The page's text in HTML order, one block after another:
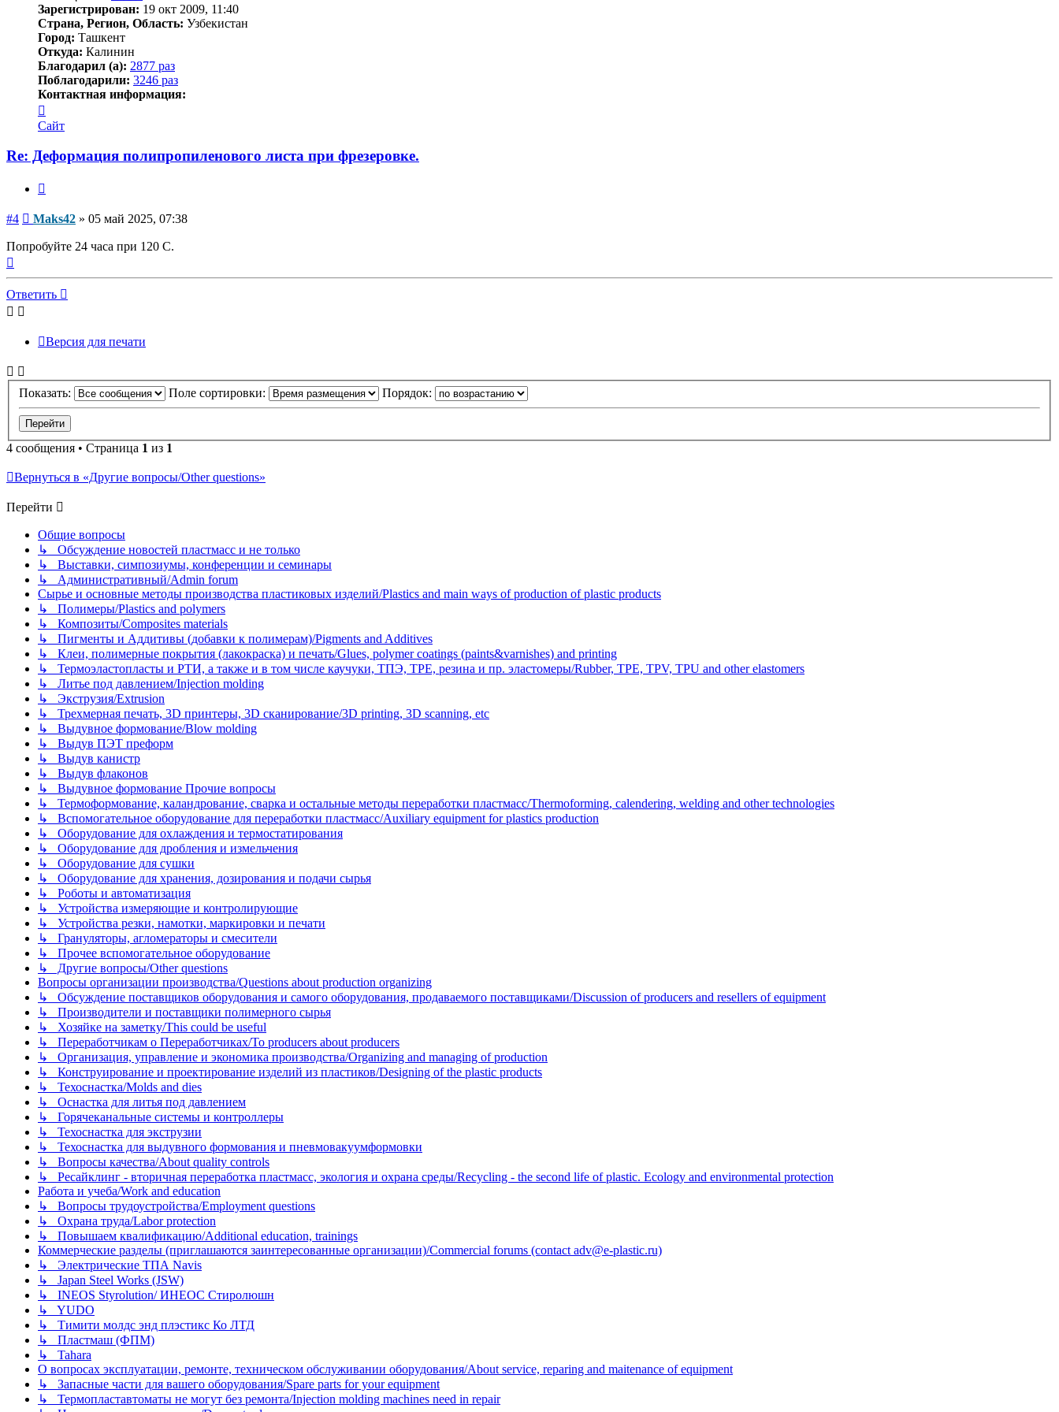
Зарегистрирован: 19 окт 2009, 11:40
Страна, Регион, Область: Узбекистан
Город: Ташкент
Откуда: Калинин
Благодарил (а): 2877 раз
Поблагодарили: 3246 раз
Контактная информация:
информация
пользователя
Maks42
Сайт
Re: Деформация полипропиленового листа при фрезеровке.
#4 Сообщение
Maks42 » 05 май 2025, 07:38
Попробуйте 24 часа при 120 С.
началу
Ответить
Версия для печати
Показать: Поле сортировки: Порядок:
4 сообщения • Страница 1 из 1
Вернуться в «Другие вопросы/Other questions»
Перейти
Общие вопросы
↳ Обсуждение новостей пластмасс и не только
↳ Выставки, симпозиумы, конференции и семинары
↳ Административный/Admin forum
Сырье и основные методы производства пластиковых изделий/Plastics and main ways of production of plastic products
↳ Полимеры/Plastics and polymers
↳ Композиты/Сomposites materials
↳ Пигменты и Аддитивы (добавки к полимерам)/Pigments and Additives
↳ Клеи, полимерные покрытия (лакокраска) и печать/Glues, polymer coatings (paints&varnishes) and printing
↳ Термоэластопласты и РТИ, а также и в том числе каучуки, ТПЭ, TPE, резина и пр. эластомеры/Rubber, TPE, TPV, TPU and other elastomers
↳ Литье под давлением/Injection molding
↳ Экструзия/Extrusion
↳ Трехмерная печать, 3D принтеры, 3D сканирование/3D printing, 3D scanning, etc
↳ Выдувное формование/Blow molding
↳ Выдув ПЭТ преформ
↳ Выдув канистр
↳ Выдув флаконов
↳ Выдувное формование Прочие вопросы
↳ Термоформование, каландрование, сварка и остальные методы переработки пластмасс/Thermoforming, calendering, welding and other technologies
↳ Вспомогательное оборудование для переработки пластмасс/Auxiliary equipment for plastics production
↳ Оборудование для охлаждения и термостатирования
↳ Оборудование для дробления и измельчения
↳ Оборудование для сушки
↳ Оборудование для хранения, дозирования и подачи сырья
↳ Роботы и автоматизация
↳ Устройства измеряющие и контролирующие
↳ Устройства резки, намотки, маркировки и печати
↳ Грануляторы, агломераторы и смесители
↳ Прочее вспомогательное оборудование
↳ Другие вопросы/Other questions
Вопросы организации производства/Questions about production organizing
↳ Обсуждение поставщиков оборудования и самого оборудования, продаваемого поставщиками/Discussion of producers and resellers of equipment
↳ Производители и поставщики полимерного сырья
↳ Хозяйке на заметку/This could be useful
↳ Переработчикам о Переработчиках/To producers about producers
↳ Организация, управление и экономика производства/Organizing and managing of production
↳ Конструирование и проектирование изделий из пластиков/Designing of the plastic products
↳ Техоснастка/Molds and dies
↳ Оснастка для литья под давлением
↳ Горячеканальные системы и контроллеры
↳ Техоснастка для экструзии
↳ Техоснастка для выдувного формования и пневмовакуумформовки
↳ Вопросы качества/About quality controls
↳ Ресайклинг - вторичная переработка пластмасс, экология и охрана среды/Recycling - the second life of plastic. Ecology and environmental protection
Работа и учеба/Work and education
↳ Вопросы трудоустройства/Employment questions
↳ Охрана труда/Labor protection
↳ Повышаем квалификацию/Additional education, trainings
Коммерческие разделы (приглашаются заинтересованные организации)/Commercial forums (contact adv@e-plastic.ru)
↳ Электрические ТПА Navis
↳ Japan Steel Works (JSW)
↳ INEOS Styrolution/ ИНЕОС Стиролюшн
↳ YUDO
↳ Тимити молдс энд плэстикс Ко ЛТД
↳ Пластмаш (ФПМ)
↳ Tahara
О вопросах эксплуатации, ремонте, техническом обслуживании оборудования/About service, reparing and maitenance of equipment
↳ Запасные части для вашего оборудования/Spare parts for your equipment
↳ Термопластавтоматы не могут без ремонта/Injection molding machines need in repair